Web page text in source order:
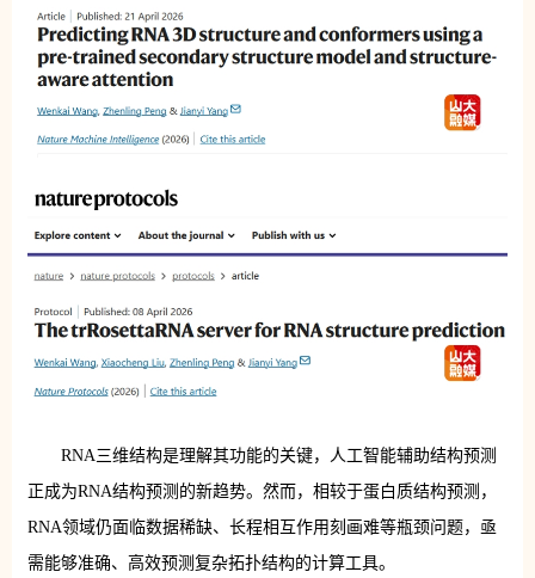
RNA三维结构是理解其功能的关键，人工智能辅助结构预测
正成为RNA结构预测的新趋势。然而，相较于蛋白质结构预测，
RNA领域仍面临数据稀缺、长程相互作用刻画难等瓶颈问题，亟
需能够准确、高效预测复杂拓扑结构的计算工具。